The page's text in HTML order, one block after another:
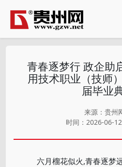
青春逐梦行 政企
用技术职业（技师
届毕业
来源：贵州
时间：2026-06-
六月榴花似火,青春逐梦